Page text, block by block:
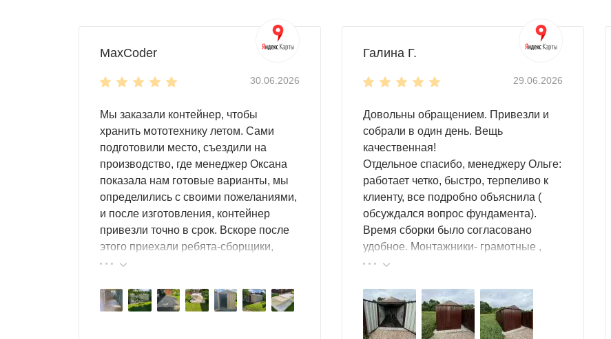
MaxCoder
30.06.2026
Мы заказали контейнер, чтобы
хранить мототехнику летом. Сами
подготовили место, съездили на
производство, где менеджер Оксана
показала нам готовые варианты, мы
определились с своими пожеланиями,
и после изготовления, контейнер
привезли точно в срок. Вскоре после
этого приехали ребята-сборщики,
быстро, за пару часов, всё собрали.
поэтому всем советуем эту фирму.
Галина Г.
29.06.2026
Довольны обращением. Привезли и
собрали в один день. Вещь
качественная!
Отдельное спасибо, менеджеру Ольге:
работает четко, быстро, терпеливо к
клиенту, все подробно объяснила (
обсуждался вопрос фундамента).
Время сборки было согласовано
удобное. Монтажники- грамотные ,
культурные ребята. Спасибо компании
большой выбор продукции, реальные
цены.